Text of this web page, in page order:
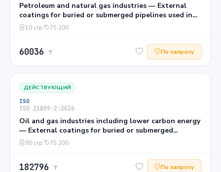
Petroleum and natural gas industries — External
coatings for buried or submerged pipelines used in
pipeline transportation systems — Part 3: Field joint
coatings AMENDMENT 1: Introduction of mesh-
10 стр. 75.200
60036 ₸ По запросу
ДЕЙСТВУЮЩИЙ
ISO
ISO 21809-2:2026
Oil and gas industries including lower carbon energy
— External coatings for buried or submerged
pipelines used in pipeline transportation systems —
Part 2: Single-layer fusion-bonded epoxy coatings
80 стр. 75.200
182796 ₸ По запросу